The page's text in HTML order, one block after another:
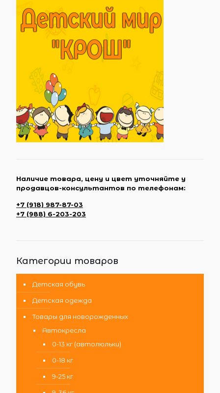
Наличие товара, цену и цвет уточняйте у
продавцов-консультантов по телефонам:
+7 (918) 987-87-03
+7 (988) 6-203-203
Категории товаров
Детская обувь
Детская одежда
Товары для новорожденных
Автокресла
0-13 кг (автолюльки)
0-18 кг
9-25 кг